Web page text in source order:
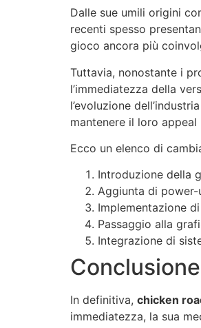
Dalle sue umili origini
recenti spesso
gioco ancora più
Tuttavia, nonostante i
l’immediatezza della
l’evoluzione
mantenere il loro appeal
Ecco un elenco di
Introduzione della
Aggiunta di
Implementazione
Passaggio alla
Integrazione di
Conclusione
In definitiva, chicken
immediatezza, la sua